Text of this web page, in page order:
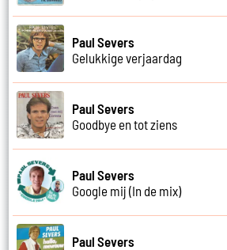
Paul Severs
Gelukkige verjaardag
Paul Severs
Goodbye en tot ziens
Paul Severs
Google mij (In de mix)
Paul Severs